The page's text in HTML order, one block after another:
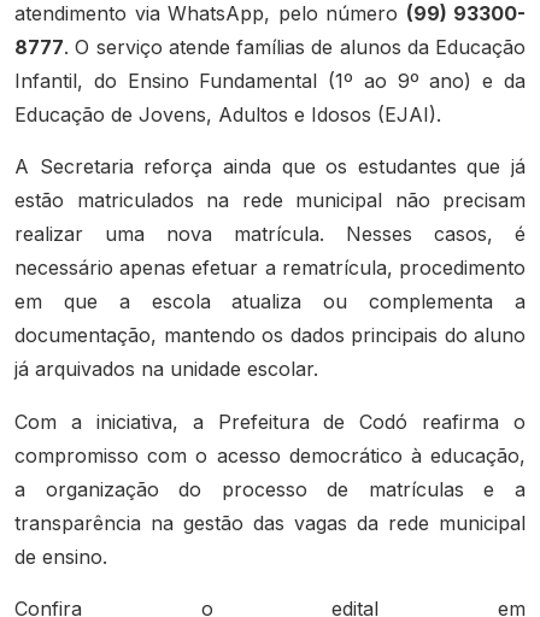
atendimento via WhatsApp, pelo número (99) 93300-
8777. O serviço atende famílias de alunos da Educação
Infantil, do Ensino Fundamental (1º ao 9º ano) e da
Educação de Jovens, Adultos e Idosos (EJAI).
A Secretaria reforça ainda que os estudantes que já
estão matriculados na rede municipal não precisam
realizar uma nova matrícula. Nesses casos, é
necessário apenas efetuar a rematrícula, procedimento
em que a escola atualiza ou complementa a
documentação, mantendo os dados principais do aluno
já arquivados na unidade escolar.
Com a iniciativa, a Prefeitura de Codó reafirma o
compromisso com o acesso democrático à educação,
a organização do processo de matrículas e a
transparência na gestão das vagas da rede municipal
de ensino.
Confira o edital em